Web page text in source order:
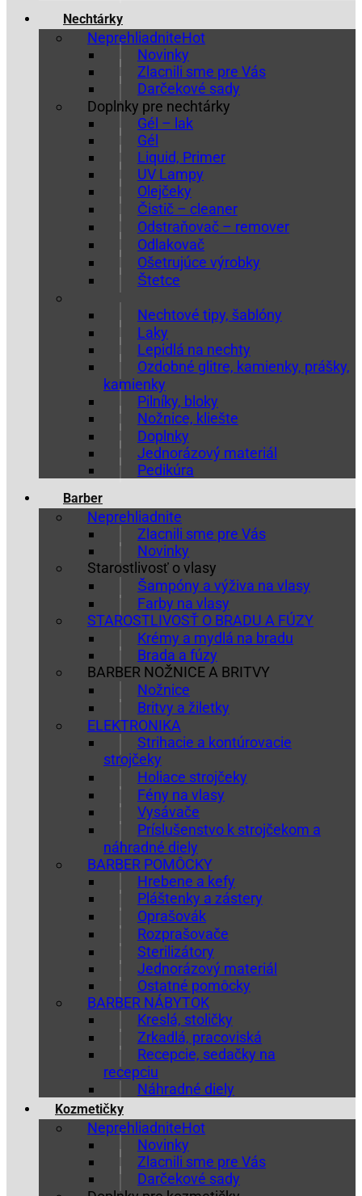
Nechtárky
Neprehliadnite
Novinky
Zlacnili sme pre Vás
Darčekové sady
Doplnky pre nechtárky
Gél – lak
Gél
Liquid, Primer
UV Lampy
Olejčeky
Čistič – cleaner
Odstraňovač – remover
Odlakovač
Ošetrujúce výrobky
Štetce
Nechtové tipy, šablóny
Laky
Lepidlá na nechty
Ozdobné glitre, kamienky, prášky,
kamienky
Pilníky, bloky
Nožnice, kliešte
Doplnky
Jednorázový materiál
Pedikúra
Barber
Neprehliadnite
Zlacnili sme pre Vás
Novinky
Starostlivosť o vlasy
Šampóny a výživa na vlasy
Farby na vlasy
STAROSTLIVOSŤ O BRADU A FÚZY
Krémy a mydlá na bradu
Brada a fúzy
BARBER NOŽNICE A BRITVY
Nožnice
Britvy a žiletky
ELEKTRONIKA
Strihacie a kontúrovacie
strojčeky
Holiace strojčeky
Fény na vlasy
Vysávače
Príslušenstvo k strojčekom a
náhradné diely
BARBER POMÔCKY
Hrebene a kefy
Pláštenky a zástery
Oprašovák
Rozprašovače
Sterilizátory
Jednorázový materiál
Ostatné pomôcky
BARBER NÁBYTOK
Kreslá, stoličky
Zrkadlá, pracoviská
Recepcie, sedačky na
recepciu
Náhradné diely
Kozmetičky
Neprehliadnite
Novinky
Zlacnili sme pre Vás
Darčekové sady